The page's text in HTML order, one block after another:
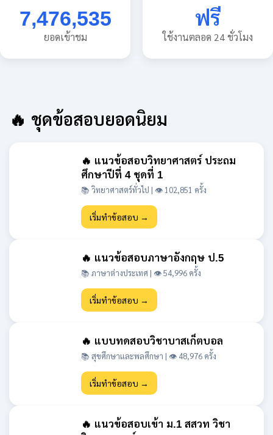
7,476,535
ยอดเข้าชม
ฟรี
ใช้งานตลอด 24 ชั่วโมง
🔥 ชุดข้อสอบยอดนิยม
🔥 แนวข้อสอบวิทยาศาสตร์ ประถม
ศึกษาปีที่ 4 ชุดที่ 1
📚 วิทยาศาสตร์ทั่วไป | 👁 102,851 ครั้ง
เริ่มทำข้อสอบ →
🔥 แนวข้อสอบภาษาอังกฤษ ป.5
📚 ภาษาต่างประเทศ | 👁 54,996 ครั้ง
เริ่มทำข้อสอบ →
🔥 แบบทดสอบวิชาบาสเก็ตบอล
📚 สุขศึกษาและพลศึกษา | 👁 48,976 ครั้ง
เริ่มทำข้อสอบ →
🔥 แนวข้อสอบเข้า ม.1 สสวท วิชา